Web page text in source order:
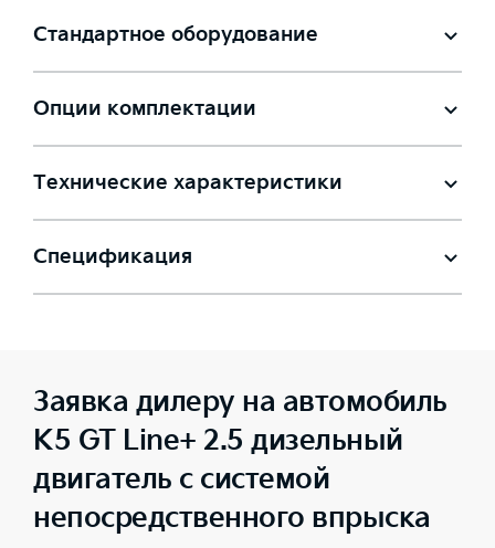
Стандартное оборудование
Опции комплектации
Технические характеристики
Спецификация
Заявка дилеру на автомобиль
K5 GT Line+ 2.5 дизельный
двигатель с системой
непосредственного впрыска